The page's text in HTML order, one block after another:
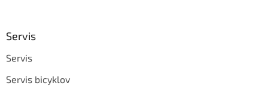
Servis
Servis
Servis bicyklov